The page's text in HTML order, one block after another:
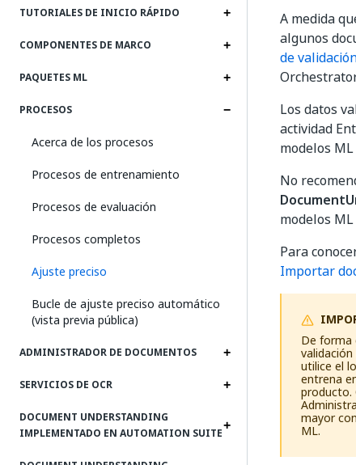
TUTORIALES DE INICIO RÁPIDO
COMPONENTES DE MARCO
PAQUETES ML
PROCESOS
Acerca de los procesos
Procesos de entrenamiento
Procesos de evaluación
Procesos completos
Ajuste preciso
Bucle de ajuste preciso automático
(vista previa pública)
ADMINISTRADOR DE DOCUMENTOS
SERVICIOS DE OCR
DOCUMENT UNDERSTANDING
IMPLEMENTADO EN AUTOMATION SUITE
A medida
algunos
de
Los datos
actividad
modelos
No
modelos
Para
Importar
De forma
utilice el
entrena
producto.
mayor
ML.